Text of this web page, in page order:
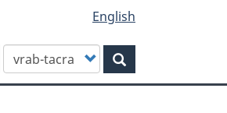
English
Customize
your
search